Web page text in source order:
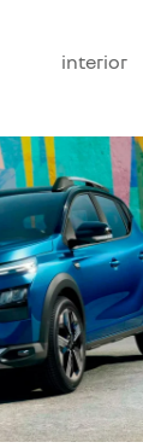
interior